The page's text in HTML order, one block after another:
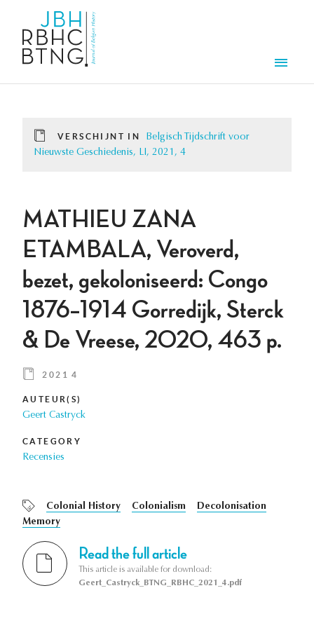
VERSCHIJNT IN
Belgisch Tijdschrift voor
Nieuwste Geschiedenis, LI, 2021, 4
MATHIEU ZANA
ETAMBALA, Veroverd,
bezet, gekoloniseerd: Congo
1876–1914 Gorredijk, Sterck
& De Vreese, 2020, 463 p.
2021 4
AUTEUR(S)
Geert Castryck
CATEGORY
Recensies
Colonial History Colonialism
Decolonisation
Memory
Read the full article
This article is available for download:
Geert_Castryck_BTNG_RBHC_2021_4.pdf